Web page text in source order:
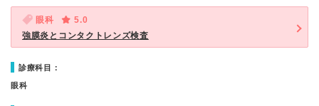
眼科
5.0
強膜炎とコンタクトレンズ検査
診療科目：
眼科